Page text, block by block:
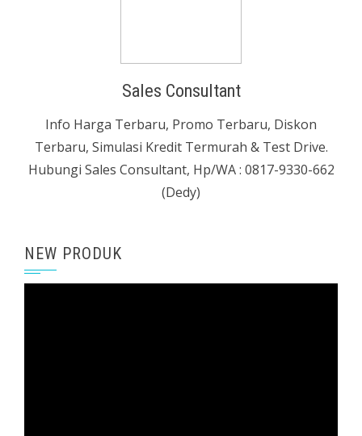
Sales Consultant
Info Harga Terbaru, Promo Terbaru, Diskon
Terbaru, Simulasi Kredit Termurah & Test Drive.
Hubungi Sales Consultant, Hp/WA : 0817-9330-662
(Dedy)
NEW PRODUK